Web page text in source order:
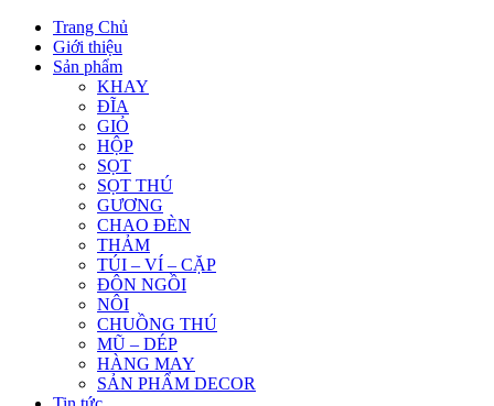
Trang Chủ
Giới thiệu
Sản phẩm
KHAY
ĐĨA
GIỎ
HỘP
SỌT
SỌT THÚ
GƯƠNG
CHAO ĐÈN
THẢM
TÚI – VÍ – CẶP
ĐÔN NGỒI
NÔI
CHUỒNG THÚ
MŨ – DÉP
HÀNG MAY
SẢN PHẨM DECOR